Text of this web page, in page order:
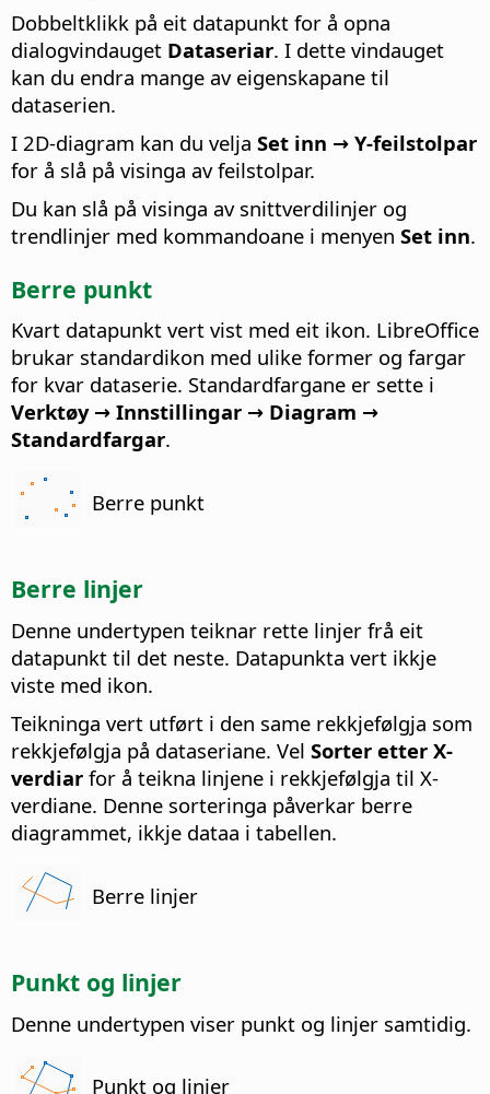
Dobbeltklikk på eit datapunkt for å opna
dialogvindauget Dataseriar. I dette vindauget
kan du endra mange av eigenskapane til
dataserien.
I 2D-diagram kan du velja Set inn → Y-feilstolpar
for å slå på visinga av feilstolpar.
Du kan slå på visinga av snittverdilinjer og
trendlinjer med kommandoane i menyen Set inn.
Berre punkt
Kvart datapunkt vert vist med eit ikon. LibreOffice
brukar standardikon med ulike former og fargar
for kvar dataserie. Standardfargane er sette i
Verktøy → Innstillingar → Diagram →
Standardfargar.
Berre punkt
Berre linjer
Denne undertypen teiknar rette linjer frå eit
datapunkt til det neste. Datapunkta vert ikkje
viste med ikon.
Teikninga vert utført i den same rekkjefølgja som
rekkjefølgja på dataseriane. Vel Sorter etter X-
verdiar for å teikna linjene i rekkjefølgja til X-
verdiane. Denne sorteringa påverkar berre
diagrammet, ikkje dataa i tabellen.
Berre linjer
Punkt og linjer
Denne undertypen viser punkt og linjer samtidig.
Punkt og linjer